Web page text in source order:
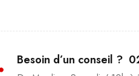
Besoin d’un conseil ?